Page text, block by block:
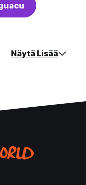
Näytä Lisää